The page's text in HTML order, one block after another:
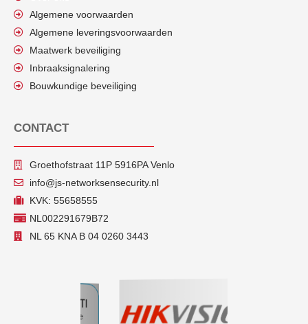
Algemene voorwaarden
Algemene leveringsvoorwaarden
Maatwerk beveiliging
Inbraaksignalering
Bouwkundige beveiliging
CONTACT
Groethofstraat 11P 5916PA Venlo
info@js-networksensecurity.nl
KVK: 55658555
NL002291679B72
NL 65 KNA B 04 0260 3443